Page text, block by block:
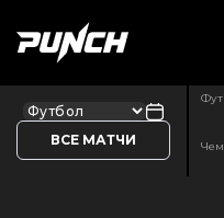
ВСЕ МАТЧИ